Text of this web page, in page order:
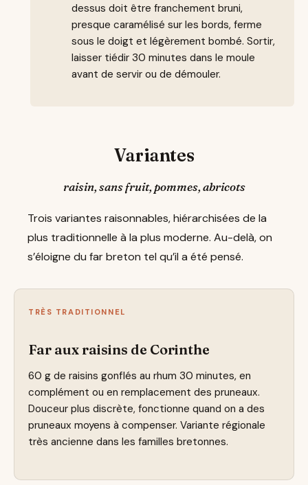
dessus doit être franchement bruni,
presque caramélisé sur les bords, ferme
sous le doigt et légèrement bombé. Sortir,
laisser tiédir 30 minutes dans le moule
avant de servir ou de démouler.
Variantes
raisin, sans fruit, pommes, abricots
Trois variantes raisonnables, hiérarchisées de la
plus traditionnelle à la plus moderne. Au-delà, on
s’éloigne du far breton tel qu’il a été pensé.
TRÈS TRADITIONNEL
Far aux raisins de Corinthe
60 g de raisins gonflés au rhum 30 minutes, en
complément ou en remplacement des pruneaux.
Douceur plus discrète, fonctionne quand on a des
pruneaux moyens à compenser. Variante régionale
très ancienne dans les familles bretonnes.